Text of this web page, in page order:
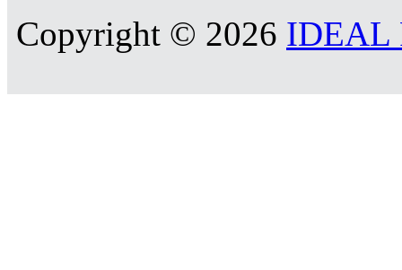
Copyright © 2026 IDEAL